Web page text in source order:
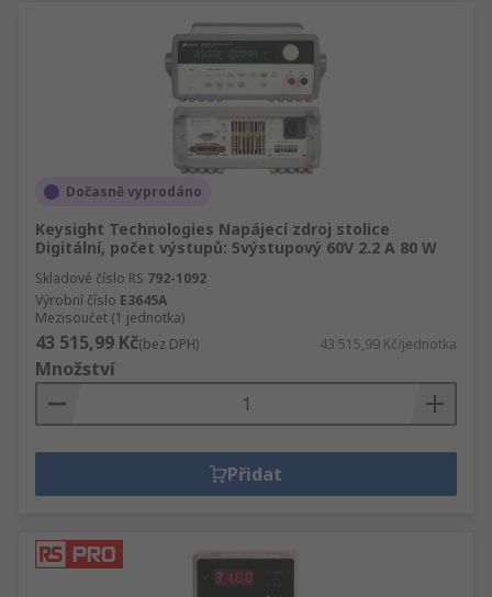
Dočasně vyprodáno
Keysight Technologies Napájecí zdroj stolice
Digitální, počet výstupů: 5výstupový 60V 2.2 A 80 W
Skladové číslo RS 792-1092
Výrobní číslo E3645A
Mezisoučet (1 jednotka)
43 515,99 Kč(bez DPH) 43 515,99 Kč/jednotka
Množství
Přidat